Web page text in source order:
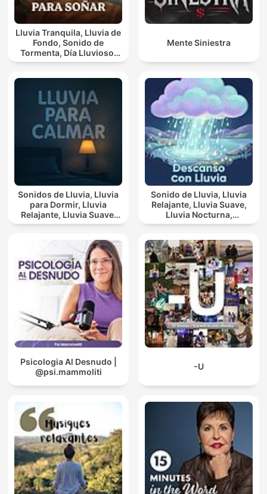
Lluvia Tranquila, Lluvia de
Fondo, Sonido de
Tormenta, Día Lluvioso,
Lluvia Para Soñar
Mente Siniestra
Sonidos de Lluvia, Lluvia
para Dormir, Lluvia
Relajante, Lluvia Suave,
Lluvia Para Calmar
Sonido de Lluvia, Lluvia
Relajante, Lluvia Suave,
Lluvia Nocturna,
Descanso Con Lluvia
Psicologia Al Desnudo |
@psi.mammoliti
-U